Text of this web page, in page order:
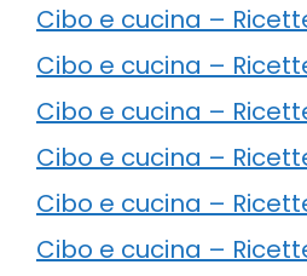
Cibo e cucina –
Cibo e cucina –
Cibo e cucina –
Cibo e cucina –
Cibo e cucina –
Cibo e cucina –